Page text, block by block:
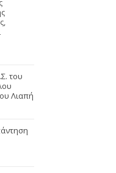
του
Λιαπή